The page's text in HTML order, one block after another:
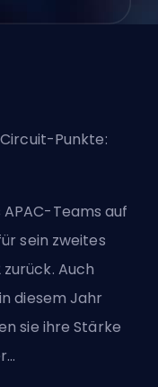
Circuit-Punkte:
Teams auf
sein zweites
Auch
diesem Jahr
sie ihre Stärke